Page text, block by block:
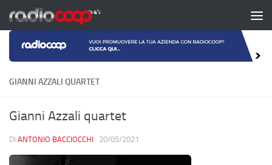
Salta al contenuto
GIANNI AZZALI QUARTET
Gianni Azzali quartet
DI ANTONIO BACCIOCCHI · 20/05/2021